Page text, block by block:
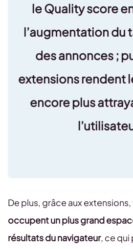
le Quality score
l’augmentation du
des annonces ;
extensions rendent
encore plus
De plus, grâce aux
occupent un plus grand
résultats du navigateur, ce